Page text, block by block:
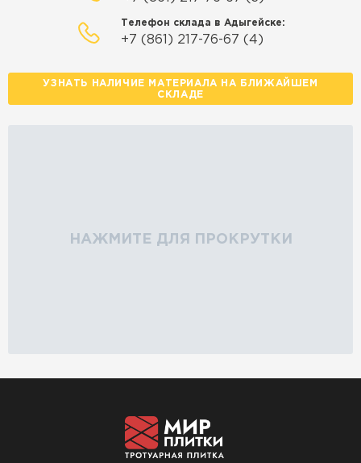
Телефон склада в Адыгейске:
+7 (861) 217-76-67 (4)
УЗНАТЬ НАЛИЧИЕ МАТЕРИАЛА НА БЛИЖАЙШЕМ
СКЛАДЕ
НАЖМИТЕ ДЛЯ ПРОКРУТКИ